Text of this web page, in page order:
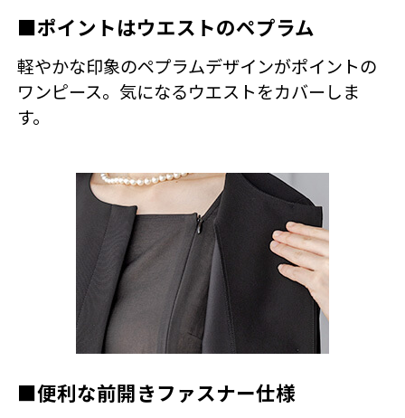
■ポイントはウエストのペプラム
軽やかな印象のペプラムデザインがポイントの
ワンピース。気になるウエストをカバーしま
す。
■便利な前開きファスナー仕様